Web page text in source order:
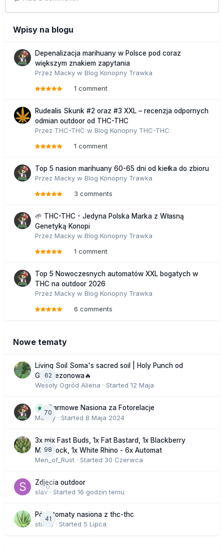
Wpisy na blogu
Depenalizacja marihuany w Polsce pod coraz
większym znakiem zapytania
Przez Macky w Blog Konopny Trawka
1 comment
Rudealis Skunk #2 oraz #3 XXL – recenzja odpornych
odmian outdoor od THC-THC
Przez THC-THC w Blog Konopny THC-THC
1 comment
Top 5 nasion marihuany 60-65 dni od kiełka do zbioru
Przez Macky w Blog Konopny Trawka
3 comments
🌱 THC-THC - Jedyna Polska Marka z Własną
Genetyką Konopi
Przez Macky w Blog Konopny Trawka
1 comment
Top 5 Nowoczesnych automatów XXL bogatych w
THC na outdoor 2026
Przez Macky w Blog Konopny Trawka
6 comments
Nowe tematy
62
Living Soil Soma's sacred soil | Holy Punch od
GHS sezonowa🔥
Wesoły Ogród Aliena · Started 12 Maja
70
Darmowe Nasiona za Fotorelacje
Macky · Started 8 Maja 2024
98
3x mix Fast Buds, 1x Fat Bastard, 1x Blackberry
Moonrock, 1x White Rhino - 6x Automat
Men_of_Rust · Started 30 Czerwca
0
Zdjecia outdoor
slav · Started 16 godzin temu
41
Półautomaty nasiona z thc-thc
stix33 · Started 5 Lipca